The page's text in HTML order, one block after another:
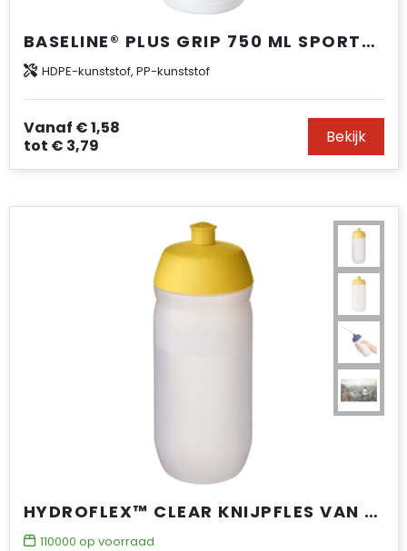
BASELINE® PLUS GRIP 750 ML SPORTFLES MET SPORTDEKSEL
HDPE-kunststof, PP-kunststof
Vanaf € 1,58
tot € 3,79 Bekijk
HYDROFLEX™ CLEAR KNIJPFLES VAN 500 ML
110000 op voorraad